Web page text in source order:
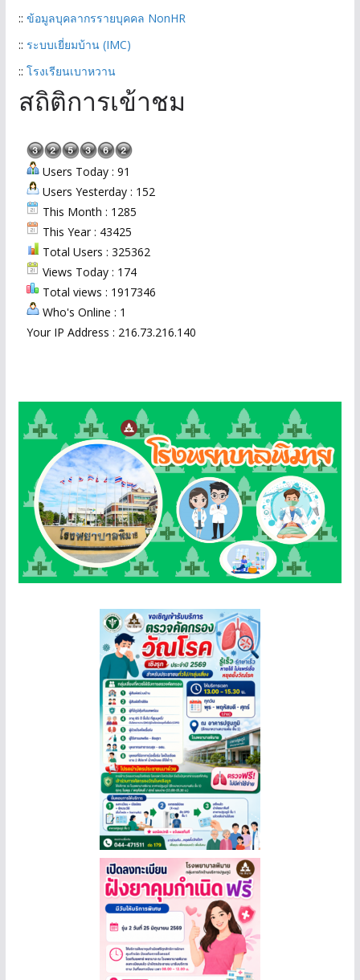
:: ข้อมูลบุคลากรรายบุคคล NonHR
:: ระบบเยี่ยมบ้าน (IMC)
:: โรงเรียนเบาหวาน
สถิติการเข้าชม
Users Today : 91
Users Yesterday : 152
This Month : 1285
This Year : 43425
Total Users : 325362
Views Today : 174
Total views : 1917346
Who's Online : 1
Your IP Address : 216.73.216.140